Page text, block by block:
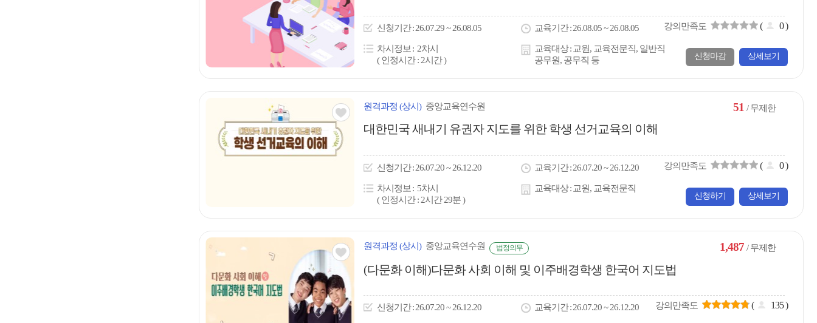
아
이
신청기간 26.07.29 ~ 26.08.05 교육기간 26.08.05 ~ 26.08.05
차시정보
2차시
( 인정시간 : 2시간 )
교육대상 교원, 교육전문직, 일반직
공무원, 공무직 등
강의만족도 ( 0)
신청마감 상세보기
원격과정 (상시) 중앙교육연수원
관심
아
대한민국 새내기 유권자 지도를 위한 학생 선거교육의 이해
신청기간 26.07.20 ~ 26.12.20 교육기간 26.07.20 ~ 26.12.20
차시정보
5차시
( 인정시간 : 2시간 29분 )
교육대상 교원, 교육전문직
강의만족도 ( 0)
51 / 무제한
신청하기 상세보기
원격과정 (상시) 중앙교육연수원 법정의무
관심
아
이
(다문화 이해)다문화 사회 이해 및 이주배경학생 한국어 지도법
신청기간 26.07.20 ~ 26.12.20 교육기간 26.07.20 ~ 26.12.20 강의만족도 ( 135)
1,487 / 무제한